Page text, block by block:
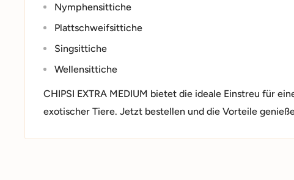
Nymphensittiche
Plattschweifsittiche
Singsittiche
Wellensittiche
CHIPSI EXTRA MEDIUM bietet die ideale Einstreu für
exotischer Tiere. Jetzt bestellen und die Vorteile